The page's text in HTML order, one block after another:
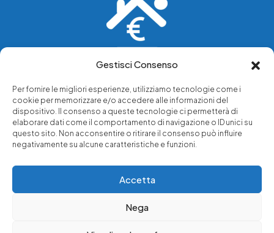
Gestisci Consenso
Per fornire le migliori esperienze, utilizziamo tecnologie come i
cookie per memorizzare e/o accedere alle informazioni del
dispositivo. Il consenso a queste tecnologie ci permetterà di
elaborare dati come il comportamento di navigazione o ID unici su
questo sito. Non acconsentire o ritirare il consenso può influire
negativamente su alcune caratteristiche e funzioni.
Accetta
Nega
Chi siamo
Servizi di tutela legale
Notizie e approfondimenti